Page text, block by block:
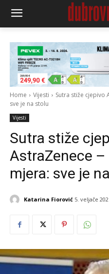
Home Vijesti
Sutra stiže cjepivo
sve je na stolu
Vijesti
Sutra stiže
AstraZenece
mjera: sve je
Katarina Fiorović 5. veljače